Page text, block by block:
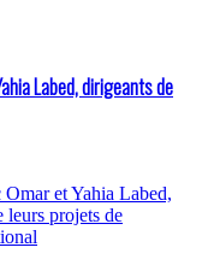
Labed, dirigeants de